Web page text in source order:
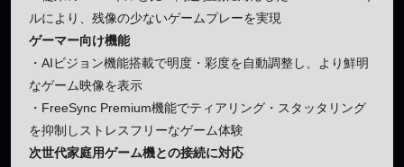
ルにより、残像の少ないゲームプレーを実現
ゲーマー向け機能
・AIビジョン機能搭載で明度・彩度を自動調整し、より鮮明
なゲーム映像を表示
・FreeSync Premium機能でティアリング・スタッタリング
を抑制しストレスフリーなゲーム体験
次世代家庭用ゲーム機との接続に対応